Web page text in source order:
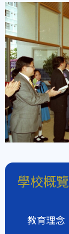
學校概覽
教育理念